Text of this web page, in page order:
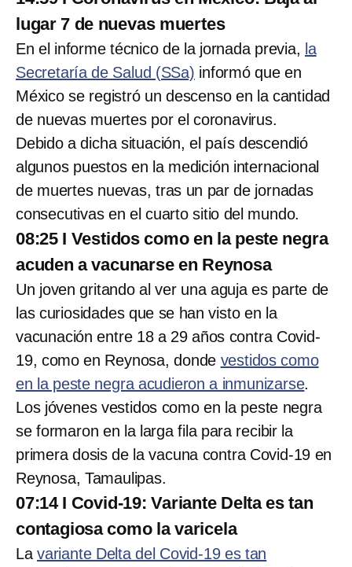
lugar 7 de nuevas muertes
En el informe técnico de la jornada previa, la
Secretaría de Salud (SSa) informó que en
México se registró un descenso en la cantidad
de nuevas muertes por el coronavirus.
Debido a dicha situación, el país descendió
algunos puestos en la medición internacional
de muertes nuevas, tras un par de jornadas
consecutivas en el cuarto sitio del mundo.
08:25 I Vestidos como en la peste negra
acuden a vacunarse en Reynosa
Un joven gritando al ver una aguja es parte de
las curiosidades que se han visto en la
vacunación entre 18 a 29 años contra Covid-
19, como en Reynosa, donde vestidos como
en la peste negra acudieron a inmunizarse.
Los jóvenes vestidos como en la peste negra
se formaron en la larga fila para recibir la
primera dosis de la vacuna contra Covid-19 en
Reynosa, Tamaulipas.
07:14 I Covid-19: Variante Delta es tan
contagiosa como la varicela
La variante Delta del Covid-19 es tan